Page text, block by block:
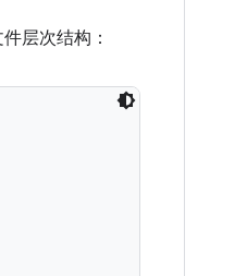
层次结构：